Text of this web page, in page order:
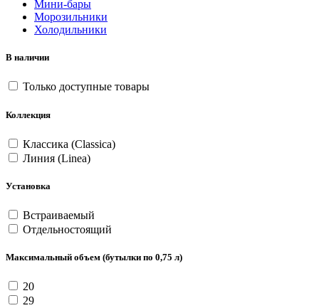
Мини-бары
Морозильники
Холодильники
В наличии
Только доступные товары
Коллекция
Классика (Classica)
Линия (Linea)
Установка
Встраиваемый
Отдельностоящий
Максимальный объем (бутылки по 0,75 л)
20
29